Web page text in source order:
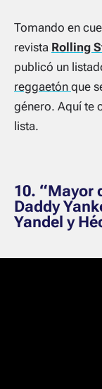
Tomando en
revista Rolling
publicó un
reggaetón que
género. Aquí te
lista.
10. “Mayor
Daddy
Yandel y